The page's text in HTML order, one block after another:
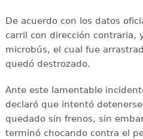
De acuerdo con los datos
carril con dirección contraria,
microbús, el cual fue
quedó destrozado.
Ante este lamentable
declaró que intentó
quedado sin frenos, sin
terminó chocando contra el